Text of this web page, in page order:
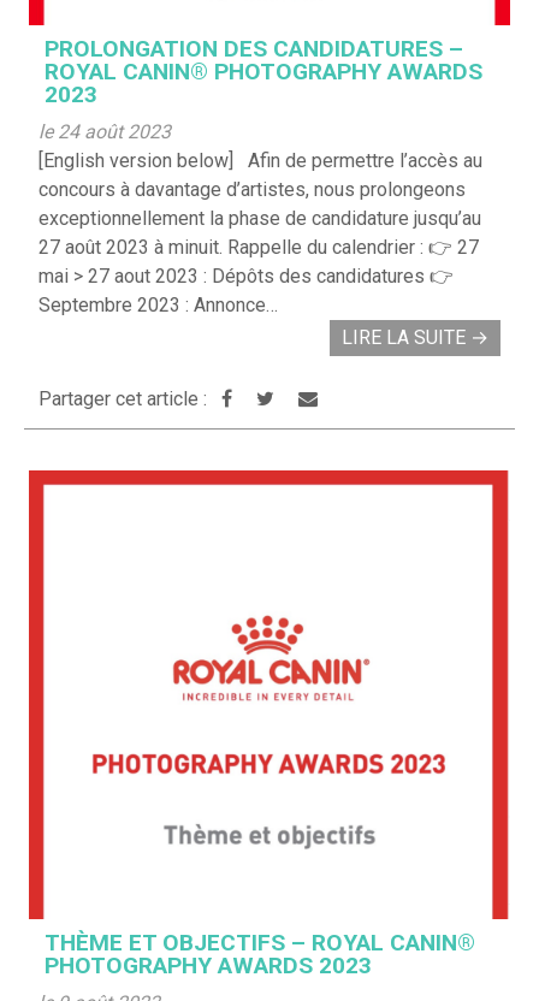
PROLONGATION DES CANDIDATURES –
ROYAL CANIN® PHOTOGRAPHY AWARDS
2023
le 24 août 2023
[English version below] Afin de permettre l’accès au
concours à davantage d’artistes, nous prolongeons
exceptionnellement la phase de candidature jusqu’au
27 août 2023 à minuit. Rappelle du calendrier : 👉 27
mai > 27 aout 2023 : Dépôts des candidatures 👉
Septembre 2023 : Annonce…
LIRE LA SUITE →
Partager cet article :
THÈME ET OBJECTIFS – ROYAL CANIN®
PHOTOGRAPHY AWARDS 2023